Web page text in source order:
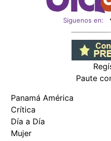
Siguenos en:
Paute
Panamá América
Crítica
Día a Día
Mujer